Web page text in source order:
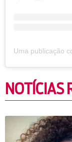
NOTÍCIAS